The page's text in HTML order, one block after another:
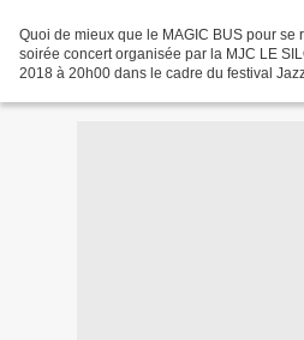
Quoi de mieux que le MAGIC BUS pour se
soirée concert organisée par la MJC LE
2018 à 20h00 dans le cadre du festival